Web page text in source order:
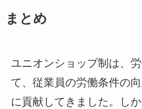
まとめ
ユニオンショップ制は、
て、従業員の労働条件の
に貢献してきました。し